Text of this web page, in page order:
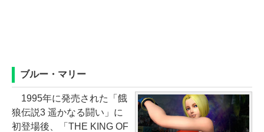
ブルー・マリー
1995年に発売された「餓
狼伝説3 遥かなる闘い」に
初登場後、「THE KING OF